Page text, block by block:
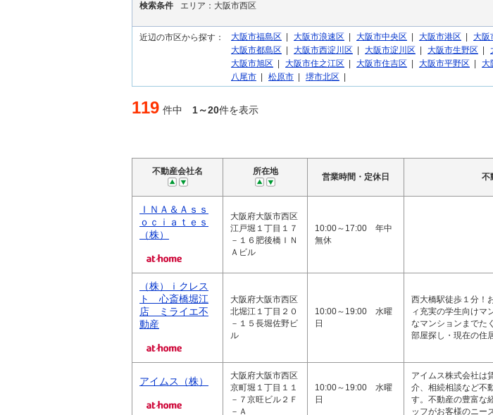
検索条件 エリア：大阪市西区
近辺の市区から探す： 大阪市福島区 | 大阪市浪速区 | 大阪市中央区 | 大阪市港区 | 大阪
大阪市都島区 | 大阪市西淀川区 | 大阪市淀川区 | 大阪市生野区 |
大阪市旭区 | 大阪市住之江区 | 大阪市住吉区 | 大阪市平野区 | 大
八尾市 | 松原市 | 堺市北区 |
119 件中 1～20件を表示
不動産会社名 所在地
営業時間・定休日 不
ＩＮＡ＆Ａｓｓ
ｏｃｉａｔｅｓ
（株）
大阪府大阪市西区
江戸堀１丁目１７
－１６肥後橋ＩＮ
Ａビル
10:00～17:00 年中
無休
（株）ｉクレス
ト 心斎橋堀江
店 ミライエ不
動産
大阪府大阪市西区
北堀江１丁目２０
－１５長堀佐野ビ
ル
10:00～19:00 水曜
日
西大橋駅徒歩１分！
ィ充実の学生向けマ
なマンションまでた
部屋探し・現在の住
アイムス（株）
大阪府大阪市西区
京町堀１丁目１１
－７京旺ビル２Ｆ
－Ａ
10:00～19:00 水曜
日
アイムス株式会社は
介、相続相談など不
す。不動産の豊富な
ッフがお客様のニー